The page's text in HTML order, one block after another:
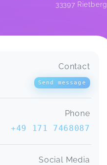
33397 Rietberg
Contact
Send message
Phone
+49 171 7468087
Social Media